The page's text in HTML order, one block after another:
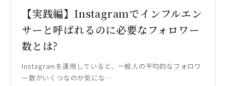
【実践編】Instagramでインフルエン
サーと呼ばれるのに必要なフォロワー
数とは?
Instagramを運用していると、一般人の平均的なフォロワ
ー数がいくつなのか気にな…